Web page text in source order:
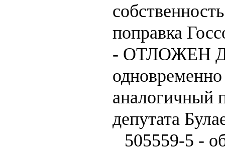
поправка
- ОТЛОЖЕН
аналогичный
депутата
505559-5 -